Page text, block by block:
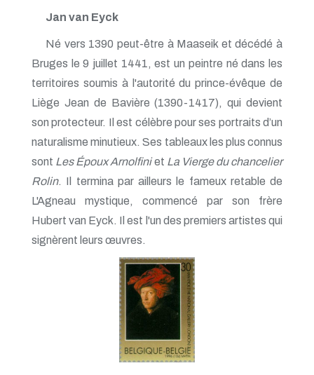
Jan van Eyck
Né vers 1390 peut-être à Maaseik et décédé à
Bruges le 9 juillet 1441, est un peintre né dans les
territoires soumis à l'autorité du prince-évêque de
Liège Jean de Bavière (1390-1417), qui devient
son protecteur. Il est célèbre pour ses portraits d’un
naturalisme minutieux. Ses tableaux les plus connus
sont Les Époux Arnolfiniet La Vierge du chancelier
Rolin. Il termina par ailleurs le fameux retable de
L'Agneau mystique, commencé par son frère
Hubert van Eyck. Il est l'un des premiers artistes qui
signèrent leurs œuvres.